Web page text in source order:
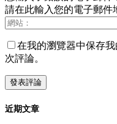
請在此輸入您的電子郵件
在我的瀏覽器中保存
次評論。
近期文章